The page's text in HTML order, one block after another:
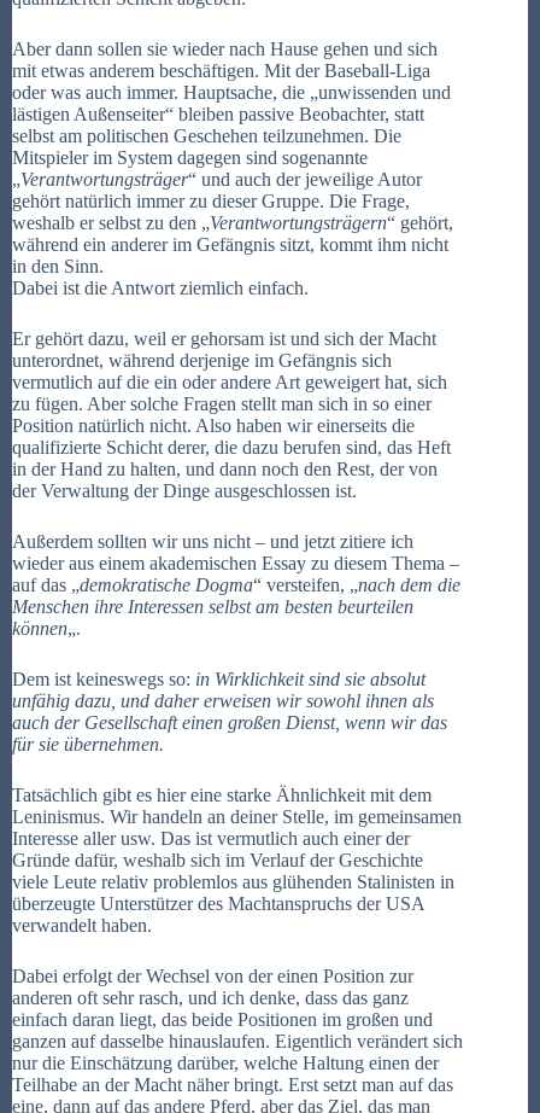
Aber dann sollen sie wieder nach Hause gehen und sich
mit etwas anderem beschäftigen. Mit der Baseball-Liga
oder was auch immer. Hauptsache, die „unwissenden und
lästigen Außenseiter“ bleiben passive Beobachter, statt
selbst am politischen Geschehen teilzunehmen. Die
Mitspieler im System dagegen sind sogenannte
„Verantwortungsträger“ und auch der jeweilige Autor
gehört natürlich immer zu dieser Gruppe. Die Frage,
weshalb er selbst zu den „Verantwortungsträgern“ gehört,
während ein anderer im Gefängnis sitzt, kommt ihm nicht
in den Sinn.
Dabei ist die Antwort ziemlich einfach.
Er gehört dazu, weil er gehorsam ist und sich der Macht
unterordnet, während derjenige im Gefängnis sich
vermutlich auf die ein oder andere Art geweigert hat, sich
zu fügen. Aber solche Fragen stellt man sich in so einer
Position natürlich nicht. Also haben wir einerseits die
qualifizierte Schicht derer, die dazu berufen sind, das Heft
in der Hand zu halten, und dann noch den Rest, der von
der Verwaltung der Dinge ausgeschlossen ist.
Außerdem sollten wir uns nicht – und jetzt zitiere ich
wieder aus einem akademischen Essay zu diesem Thema –
auf das „demokratische Dogma“ versteifen, „nach dem die
Menschen ihre Interessen selbst am besten beurteilen
können„.
Dem ist keineswegs so: in Wirklichkeit sind sie absolut
unfähig dazu, und daher erweisen wir sowohl ihnen als
auch der Gesellschaft einen großen Dienst, wenn wir das
für sie übernehmen.
Tatsächlich gibt es hier eine starke Ähnlichkeit mit dem
Leninismus. Wir handeln an deiner Stelle, im gemeinsamen
Interesse aller usw. Das ist vermutlich auch einer der
Gründe dafür, weshalb sich im Verlauf der Geschichte
viele Leute relativ problemlos aus glühenden Stalinisten in
überzeugte Unterstützer des Machtanspruchs der USA
verwandelt haben.
Dabei erfolgt der Wechsel von der einen Position zur
anderen oft sehr rasch, und ich denke, dass das ganz
einfach daran liegt, das beide Positionen im großen und
ganzen auf dasselbe hinauslaufen. Eigentlich verändert sich
nur die Einschätzung darüber, welche Haltung einen der
Teilhabe an der Macht näher bringt. Erst setzt man auf das
eine, dann auf das andere Pferd, aber das Ziel, das man